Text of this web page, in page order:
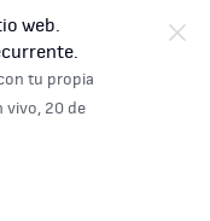
web.
tu propia
vivo, 20 de